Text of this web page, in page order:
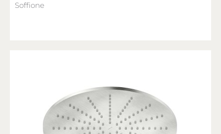
Soffione